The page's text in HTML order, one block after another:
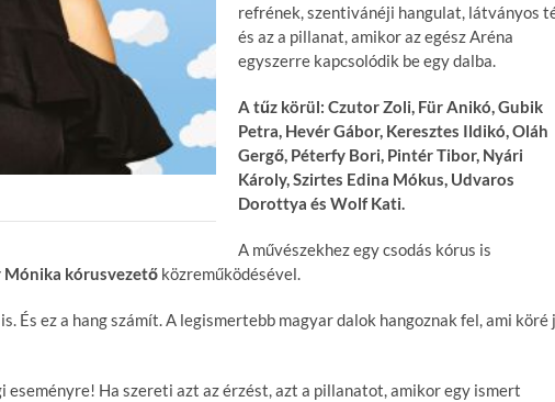
refrének, szentivánéji hangulat, látványos
és az a pillanat, amikor az egész Aréna
egyszerre kapcsolódik be egy dalba.
A tűz körül: Czutor Zoli, Für Anikó, Gubik
Petra, Hevér Gábor, Keresztes Ildikó, Oláh
Gergő, Péterfy Bori, Pintér Tibor, Nyári
Károly, Szirtes Edina Mókus, Udvaros
Dorottya és Wolf Kati.
A művészekhez egy csodás kórus is
Mónika kórusvezető közreműködésével.
És ez a hang számít. A legismertebb magyar dalok hangoznak fel, ami köré
eseményre! Ha szereti azt az érzést, azt a pillanatot, amikor egy ismert